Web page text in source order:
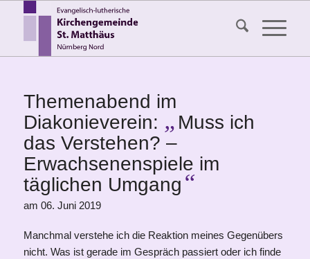
Themenabend im
Diakonieverein: „ Muss ich
das Verstehen? –
Erwachsenenspiele im
täglichen Umgang “
am 06. Juni 2019
Manchmal verstehe ich die Reaktion meines Gegenübers
nicht. Was ist gerade im Gespräch passiert oder ich finde